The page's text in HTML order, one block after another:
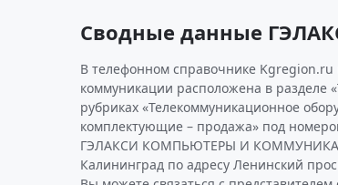
Сводные данные
В телефонном справочнике
коммуникации расположена в разделе
рубриках «Телекоммуникационное
комплектующие – продажа» под
ГЭЛАКСИ КОМПЬЮТЕРЫ И
Калининград по адресу Ленинский